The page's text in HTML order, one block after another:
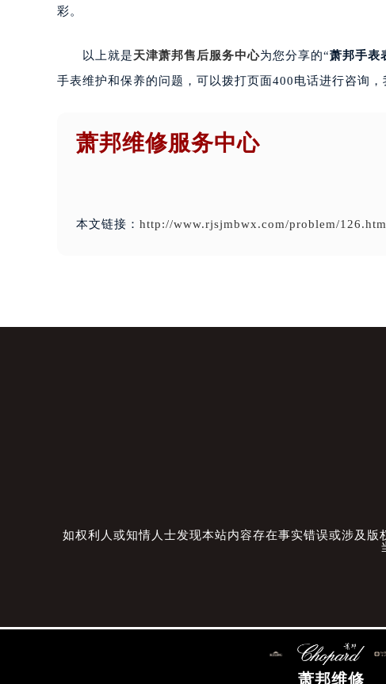
彩。
以上就是天津萧邦售后服务中心为您分享的“萧邦手表
手表维护和保养的问题，可以拨打页面400电话进行咨询，
萧邦维修服务中心
本文链接： http://www.rjsjmbwx.com/problem/
如权利人或知情人士发现本站内容存在事实错误或涉及
萧邦维修